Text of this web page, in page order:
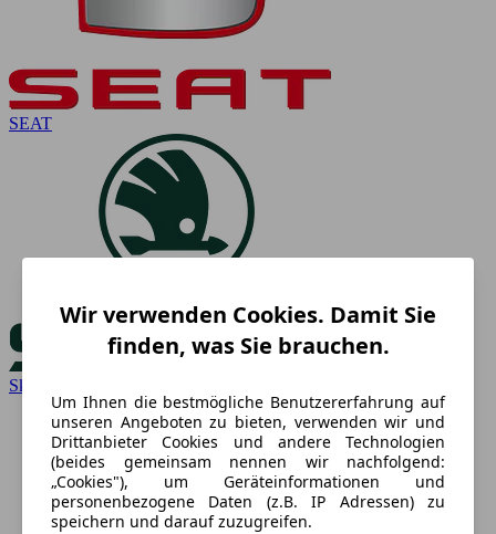
SEAT
Skoda
Wir verwenden Cookies. Damit Sie
finden, was Sie brauchen.
Um Ihnen die bestmögliche Benutzererfahrung auf
unseren Angeboten zu bieten, verwenden wir und
Drittanbieter Cookies und andere Technologien
(beides gemeinsam nennen wir nachfolgend:
„Cookies"), um Geräteinformationen und
personenbezogene Daten (z.B. IP Adressen) zu
speichern und darauf zuzugreifen.